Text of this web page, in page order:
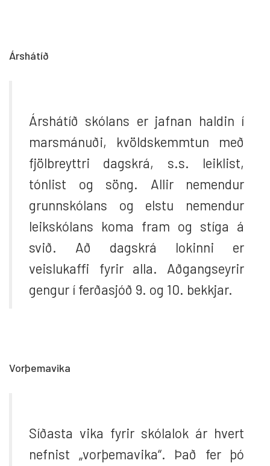
Árshátíð
Árshátíð skólans er jafnan haldin í
marsmánuði, kvöldskemmtun með
fjölbreyttri dagskrá, s.s. leiklist,
tónlist og söng. Allir nemendur
grunnskólans og elstu nemendur
leikskólans koma fram og stíga á
svið. Að dagskrá lokinni er
veislukaffi fyrir alla. Aðgangseyrir
gengur í ferðasjóð 9. og 10. bekkjar.
Vorþemavika
Síðasta vika fyrir skólalok ár hvert
nefnist „vorþemavika“. Það fer þó